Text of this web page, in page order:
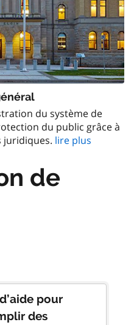
du système de
du public grâce à
juridiques. lire plus
de
pour
des